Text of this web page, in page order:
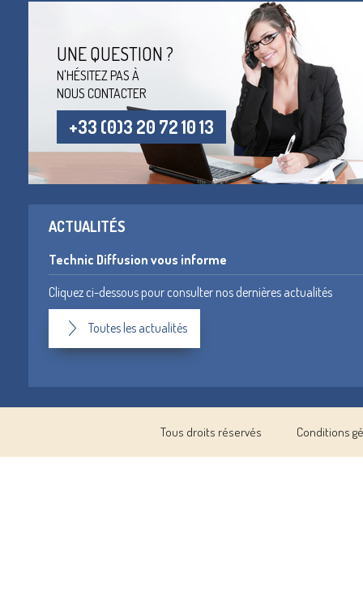
UNE QUESTION ?
N'HÉSITEZ PAS À
NOUS CONTACTER
+33 (0)3 20 72 10 13
ACTUALITÉS
Technic Diffusion vous informe
Cliquez ci-dessous pour consulter nos dernières actualités
Toutes les actualités
Tous droits réservés Conditions